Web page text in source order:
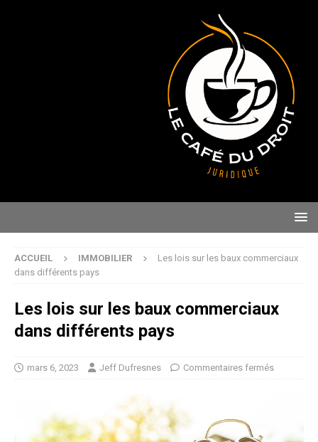
ACCUEIL IMMOBILIER
Les lois sur les baux commerciaux
dans différents pays
Les lois sur les baux commerciaux
dans différents pays
mars 6, 2023 Jeff Dufresnes Commentaires fermés